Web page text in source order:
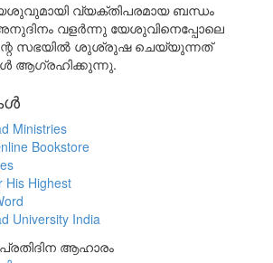
വ്യക്തിപരമായ ബന്ധം
വളർന്നു യേശുവിനെപ്പോലെ
സഭയിൽ ശുശ്രുഷ ചെയ്യുന്നത്
ആഗ്രഹിക്കുന്നു.
Ministries
Bookstore
His Highest
University India
ആഹാരം